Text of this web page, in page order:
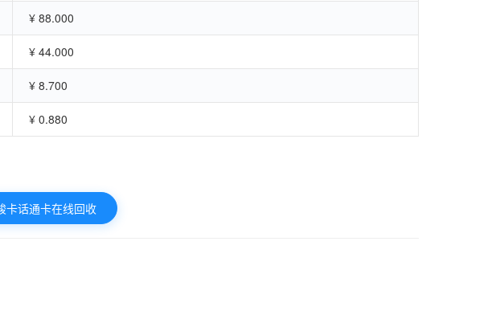
¥ 88.000
¥ 44.000
¥ 8.700
¥ 0.880
卡话通卡在线回收